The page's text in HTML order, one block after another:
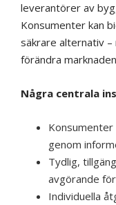
leverantörer av
Konsumenter kan
säkrare alternativ –
förändra
Några centrala
Konsumenter
genom
Tydlig,
avgörande
Individuella